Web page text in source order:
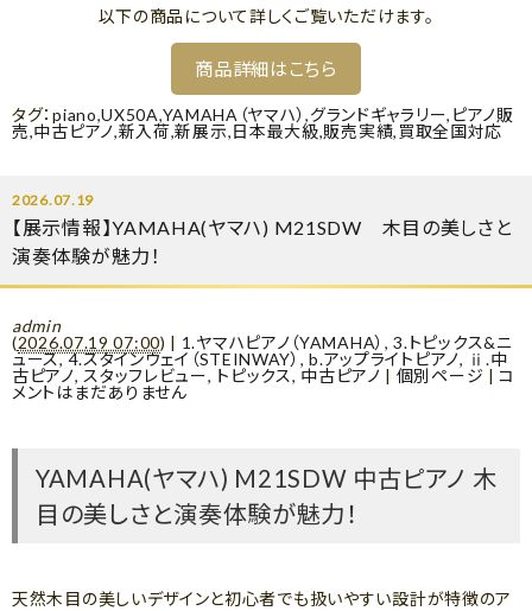
以下の商品について詳しくご覧いただけます。
商品詳細はこちら
タグ：piano,UX50A,YAMAHA（ヤマハ）,グランドギャラリー, ピアノ販
売,中古ピアノ,新入荷,新展示,日本最大級,販売実績, 買取全国対応
2026.07.19
【展示情報】YAMAHA(ヤマハ) M21SDW 木目の美しさと
演奏体験が魅力！
admin
(2026.07.19 07:00) | 1.ヤマハピアノ（YAMAHA） ,3.トピックス&ニ
ュース,4.スタインウェイ（STEINWAY） ,b.アップライトピアノ, ⅱ.中
古ピアノ, スタッフレビュー, トピックス, 中古ピアノ | 個別ページ |コ
メントはまだありません
YAMAHA(ヤマハ) M21SDW 中古ピアノ 木
目の美しさと演奏体験が魅力！
天然木目の美しいデザインと初心者でも扱いやすい設計が特徴のア